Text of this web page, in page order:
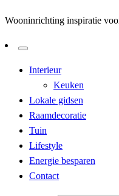
Wooninrichting inspiratie
Interieur
Keuken
Lokale gidsen
Raamdecoratie
Tuin
Lifestyle
Energie besparen
Contact